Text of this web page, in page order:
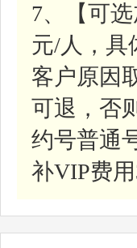
7、【可
元/人，具
客户原因
可退，否
约号普通
补VIP费